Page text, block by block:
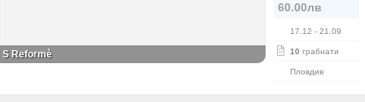
60.00лв
17.12 - 21.09
10 грабнати
Пловдив
S Reformè